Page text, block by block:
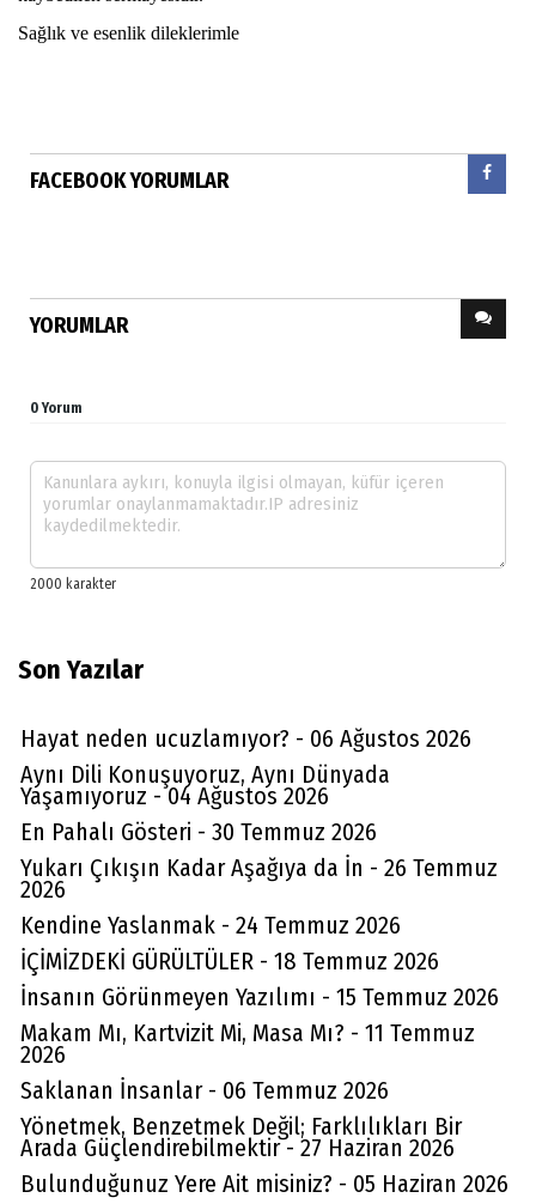
Sağlık ve esenlik dileklerimle
FACEBOOK YORUMLAR
YORUMLAR
0 Yorum
Son Yazılar
Hayat neden ucuzlamıyor? - 06 Ağustos 2026
Aynı Dili Konuşuyoruz, Aynı Dünyada
Yaşamıyoruz - 04 Ağustos 2026
En Pahalı Gösteri - 30 Temmuz 2026
Yukarı Çıkışın Kadar Aşağıya da İn - 26 Temmuz
2026
Kendine Yaslanmak - 24 Temmuz 2026
İÇİMİZDEKİ GÜRÜLTÜLER - 18 Temmuz 2026
İnsanın Görünmeyen Yazılımı - 15 Temmuz 2026
Makam Mı, Kartvizit Mi, Masa Mı? - 11 Temmuz
2026
Saklanan İnsanlar - 06 Temmuz 2026
Yönetmek, Benzetmek Değil; Farklılıkları Bir
Arada Güçlendirebilmektir - 27 Haziran 2026
Bulunduğunuz Yere Ait misiniz? - 05 Haziran 2026